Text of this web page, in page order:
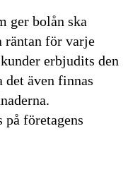
ger bolån ska
räntan för varje
erbjudits den
det även finnas
företagens